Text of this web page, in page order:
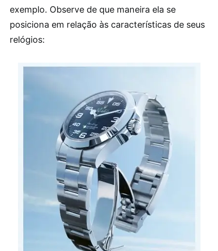
exemplo. Observe de que maneira ela se
posiciona em relação às características de seus
relógios: